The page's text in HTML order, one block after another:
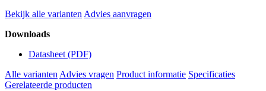
Bekijk alle varianten Advies aanvragen
Downloads
Datasheet (PDF)
Alle varianten Advies vragen Product informatie Specificaties
Gerelateerde producten